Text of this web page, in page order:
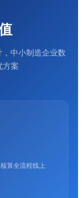
中小制造企业数
方案
算全流程线上